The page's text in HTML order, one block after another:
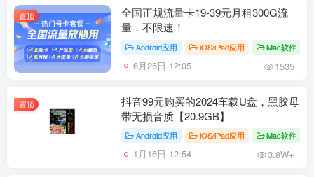
置顶
全国正规流量卡19-39元月租300G流
量，不限速！
Android应用 iOS/iPad应用 Mac软件
6月26日 12:05 1535
置顶
抖音99元购买的2024车载U盘，黑胶母
带无损音质【20.9GB】
Android应用 iOS/iPad应用 Mac软件
1月16日 12:54 3.8W+